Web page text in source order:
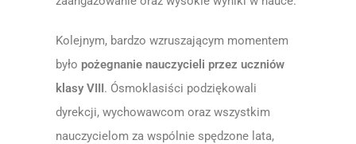
Kolejnym, bardzo wzruszającym momentem
było pożegnanie nauczycieli przez uczniów
klasy VIII. Ósmoklasiści podziękowali
dyrekcji, wychowawcom oraz wszystkim
nauczycielom za wspólnie spędzone lata,